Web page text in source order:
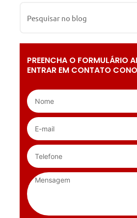
PREENCHA O FORMULÁRIO
ENTRAR EM CONTATO